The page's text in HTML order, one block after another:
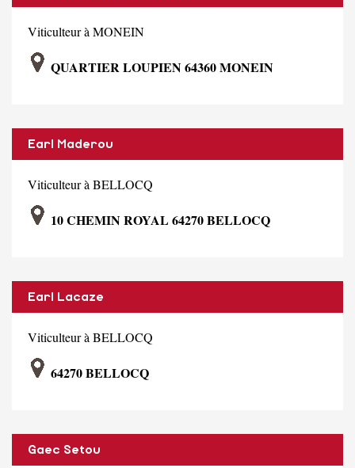
Viticulteur à MONEIN
QUARTIER LOUPIEN 64360 MONEIN
Earl Maderou
Viticulteur à BELLOCQ
10 CHEMIN ROYAL 64270 BELLOCQ
Earl Lacaze
Viticulteur à BELLOCQ
64270 BELLOCQ
Gaec Setou